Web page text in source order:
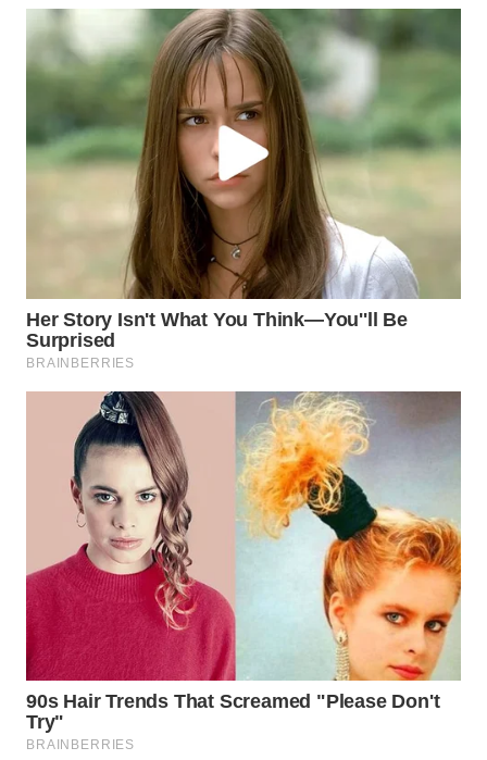
TANGERANG
WN
WN
CIREBON
WN
WN
KUNINGAN
WN
MAJALENGKA
WN
SUBANG
WN
SUKABUMI
WN
PURWAKARTA
WN
PRIANGAN